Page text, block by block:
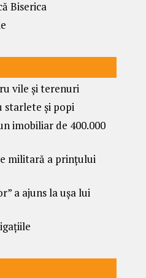
Biserica
vile și terenuri
starlete și popi
imobiliar de 400.000
militară a prințului
a ajuns la ușa lui